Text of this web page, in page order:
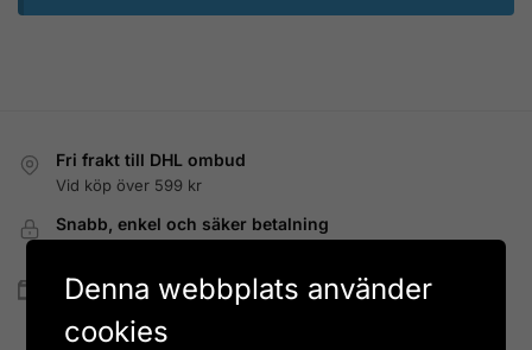
Fri frakt till DHL ombud
Vid köp över 599 kr
Snabb, enkel och säker betalning
Snabb leverans
Lagervaror skickas vanligtvis inom 1-4 vardagar
Denna webbplats använder
cookies